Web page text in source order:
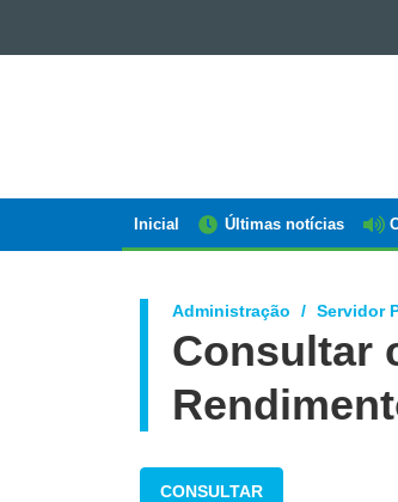
PARANÁ
Navegação
Inicial Últimas notícias
Administração Servidor
Consultar
CONSULTAR